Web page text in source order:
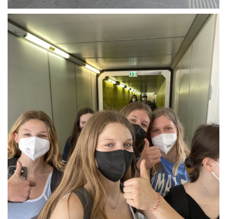
University of Graz
UNESCO Schulen
Young Science
E-Billing
Schulkennzahl: 601256
UID: ATU 629 21 556
BBG-Partner Nr.: 110 638
Einkäufergr für E-Rechnungen: V45
© Copyright 2022. All Rights Reserved